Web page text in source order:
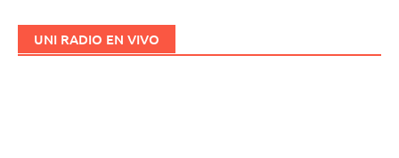
UNI RADIO EN VIVO